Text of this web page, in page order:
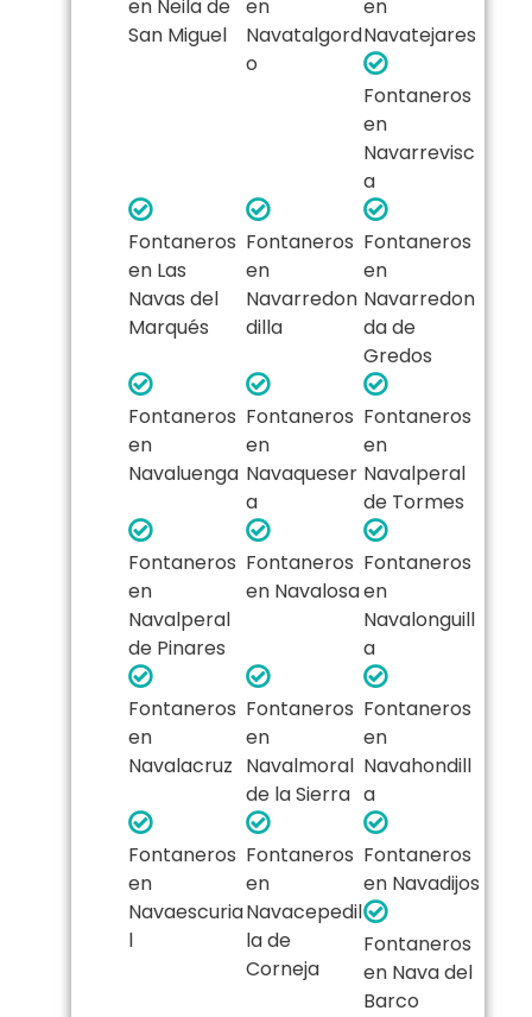
en Neila de
San Miguel
en
Navatalgord
o
en
Navatejares
Fontaneros
en
Navarrevisc
a
Fontaneros
en Las
Navas del
Marqués
Fontaneros
en
Navarredon
dilla
Fontaneros
en
Navarredon
da de
Gredos
Fontaneros
en
Navaluenga
Fontaneros
en
Navaqueser
a
Fontaneros
en
Navalperal
de Tormes
Fontaneros
en
Navalperal
de Pinares
Fontaneros
en Navalosa
Fontaneros
en
Navalonguill
a
Fontaneros
en
Navalacruz
Fontaneros
en
Navalmoral
de la Sierra
Fontaneros
en
Navahondill
a
Fontaneros
en
Navaescuria
l
Fontaneros
en
Navacepedil
la de
Corneja
Fontaneros
en Navadijos
Fontaneros
en Nava del
Barco